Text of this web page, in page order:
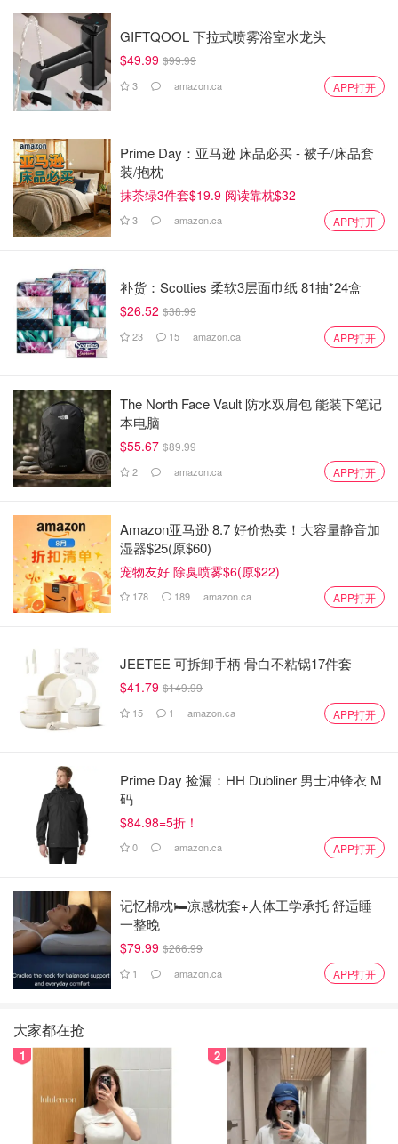
GIFTQOOL 下拉式喷雾浴室水龙头
$49.99 $99.99
3 amazon.ca APP打开
Prime Day：亚马逊 床品必买 - 被子/床品套
装/抱枕
抹茶绿3件套$19.9 阅读靠枕$32
3 amazon.ca APP打开
补货：Scotties 柔软3层面巾纸 81抽*24盒
$26.52 $38.99
23 15 amazon.ca APP打开
The North Face Vault 防水双肩包 能装下笔记
本电脑
$55.67 $89.99
2 amazon.ca APP打开
Amazon亚马逊 8.7 好价热卖！大容量静音加
湿器$25(原$60)
宠物友好 除臭喷雾$6(原$22)
178 189 amazon.ca APP打开
JEETEE 可拆卸手柄 骨白不粘锅17件套
$41.79 $149.99
15 1 amazon.ca APP打开
Prime Day 捡漏：HH Dubliner 男士冲锋衣 M
码
$84.98=5折！
0 amazon.ca APP打开
记忆棉枕🛏️凉感枕套+人体工学承托 舒适睡
一整晚
$79.99 $266.99
1 amazon.ca APP打开
大家都在抢
1 2